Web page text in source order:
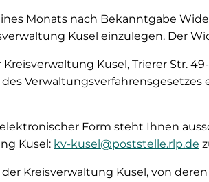
Monats nach Bekanntgabe
Kusel einzulegen. Der
Kusel, Trierer Str. 49-
Verwaltungsverfahrensgesetzes
Form steht Ihnen
Kusel: kv-kusel@poststelle.rlp.de
Kreisverwaltung Kusel, von